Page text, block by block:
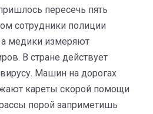
пересечь пять
сотрудники полиции
медики измеряют
В стране действует
Машин на дорогах
кареты скорой помощи
порой заприметишь